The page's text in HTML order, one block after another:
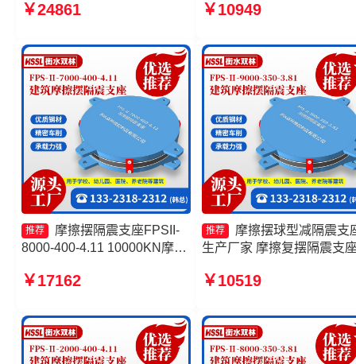
座FPSII-4000-300-3.48源头
￥24861
FPSII-7000-300-3.48 建筑
￥10949
推荐
摩擦摆隔震支座FPSII-
8000-400-4.11 10000KN摩擦
支座厂家 摩擦滑移隔震支座
￥17162
推荐
摩擦摆球型减隔震支
生产厂家 摩擦复摆隔震支
3000-400-4.11 建筑摩擦隔
￥10519